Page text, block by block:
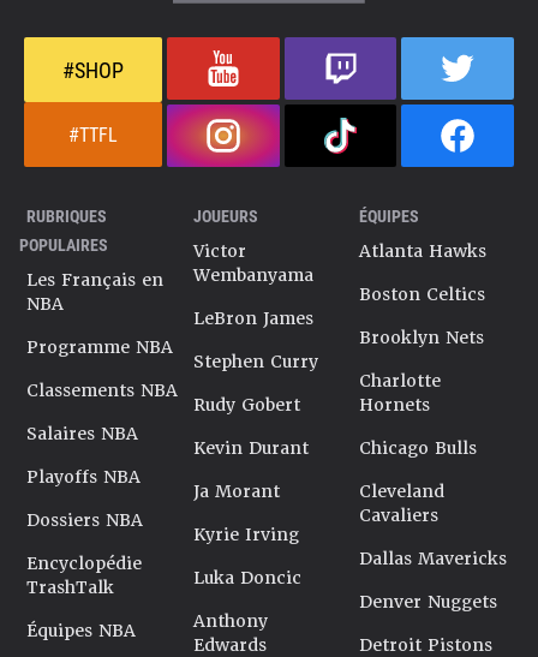
#SHOP
#TTFL
RUBRIQUES
POPULAIRES
Les Français en
NBA
Programme NBA
Classements NBA
Salaires NBA
Playoffs NBA
Dossiers NBA
Encyclopédie
TrashTalk
Équipes NBA
JOUEURS
Victor
Wembanyama
LeBron James
Stephen Curry
Rudy Gobert
Kevin Durant
Ja Morant
Kyrie Irving
Luka Doncic
Anthony
Edwards
ÉQUIPES
Atlanta Hawks
Boston Celtics
Brooklyn Nets
Charlotte
Hornets
Chicago Bulls
Cleveland
Cavaliers
Dallas Mavericks
Denver Nuggets
Detroit Pistons